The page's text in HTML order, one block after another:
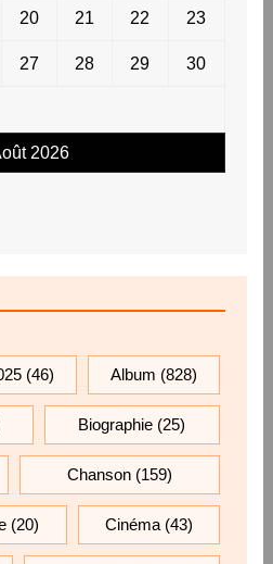
2026
20 21 22 23
27 28 29 30
(46) Album (828)
Biographie (25)
Chanson (159)
(20) Cinéma(43)